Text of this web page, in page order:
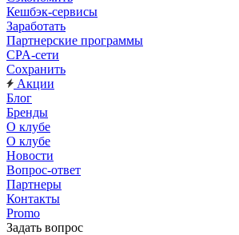
Кешбэк-сервисы
Заработать
Партнерские программы
CPA-сети
Сохранить
Акции
Блог
Бренды
О клубе
О клубе
Новости
Вопрос-ответ
Партнеры
Контакты
Promo
Задать вопрос